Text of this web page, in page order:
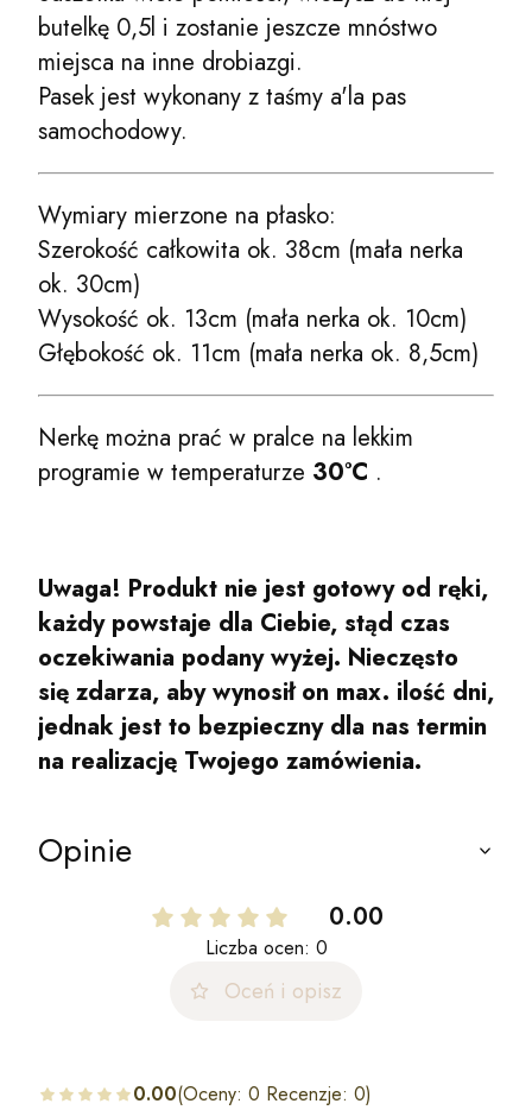
butelkę 0,5l i zostanie jeszcze mnóstwo
miejsca na inne drobiazgi.
Pasek jest wykonany z taśmy a'la pas
samochodowy.
Wymiary mierzone na płasko:
Szerokość całkowita ok. 38cm (mała nerka
ok. 30cm)
Wysokość ok. 13cm (mała nerka ok. 10cm)
Głębokość ok. 11cm (mała nerka ok. 8,5cm)
Nerkę można prać w pralce na lekkim
programie w temperaturze 30°C .
Uwaga! Produkt nie jest gotowy od ręki,
każdy powstaje dla Ciebie, stąd czas
oczekiwania podany wyżej. Nieczęsto
się zdarza, aby wynosił on max. ilość dni,
jednak jest to bezpieczny dla nas termin
na realizację Twojego zamówienia.
Opinie
0.00
Liczba ocen: 0
Oceń i opisz
0.00(Oceny: 0 Recenzje: 0)